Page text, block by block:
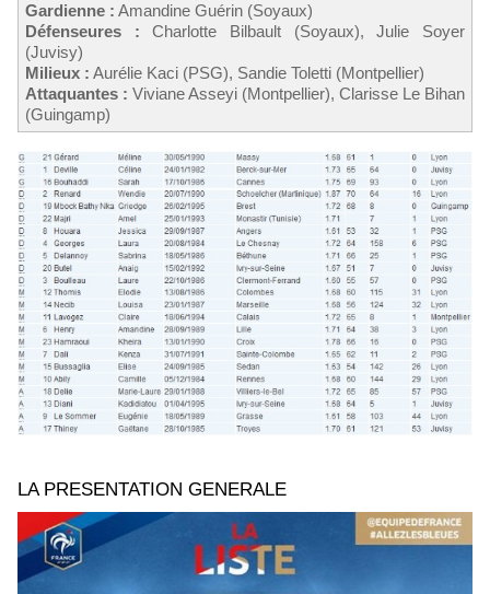
Gardienne : Amandine Guérin (Soyaux)
Défenseures : Charlotte Bilbault (Soyaux), Julie Soyer
(Juvisy)
Milieux : Aurélie Kaci (PSG), Sandie Toletti (Montpellier)
Attaquantes : Viviane Asseyi (Montpellier), Clarisse Le Bihan
(Guingamp)
LA PRESENTATION GENERALE